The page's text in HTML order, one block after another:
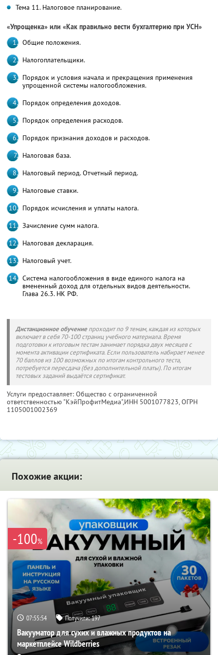
Тема 11. Налоговое планирование.
«Упрощенка» или «Как правильно вести бухгалтерию при УСН»
Общие положения.
Налогоплательщики.
Порядок и условия начала и прекращения применения
упрощенной системы налогообложения.
Порядок определения доходов.
Порядок определения расходов.
Порядок признания доходов и расходов.
Налоговая база.
Налоговый период. Отчетный период.
Налоговые ставки.
Порядок исчисления и уплаты налога.
Зачисление сумм налога.
Налоговая декларация.
Налоговый учет.
Система налогообложения в виде единого налога на
вмененный доход для отдельных видов деятельности.
Глава 26.3. НК РФ.
Дистанционное обучениепроходит по 9 темам, каждая из которых
включает в себя 70-100 страниц учебного материала. Время
подготовки к итоговым тестам занимает порядка двух месяцев с
момента активации сертификата. Если пользователь набирает менее
70 баллов из 100 возможных по итогам контрольного теста,
потребуется пересдача (без дополнительной платы). По итогам
тестовых заданий выдаётся сертификат.
Услуги предоставляет: Общество с ограниченной
ответственностью "КэйПрофитМедиа",ИНН 5001077823, ОГРН
1105001002369
Похожие акции:
-100%
07:55:52 Получили:197
Вакууматор для сухих и влажных продуктов на
маркетплейсе Wildberries